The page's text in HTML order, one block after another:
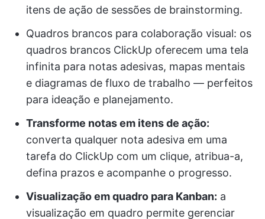
itens de ação de sessões de brainstorming.
Quadros brancos para colaboração visual: os
quadros brancos ClickUp oferecem uma tela
infinita para notas adesivas, mapas mentais
e diagramas de fluxo de trabalho — perfeitos
para ideação e planejamento.
Transforme notas em itens de ação:
converta qualquer nota adesiva em uma
tarefa do ClickUp com um clique, atribua-a,
defina prazos e acompanhe o progresso.
Visualização em quadro para Kanban: a
visualização em quadro permite gerenciar